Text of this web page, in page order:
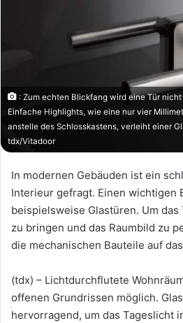
: Zum echten Blickfang wird eine Tür
Einfache Highlights, wie eine nur vier
anstelle des Schlosskastens, verleiht einer
tdx/Vitadoor
In modernen Gebäuden ist ein
Interieur gefragt. Einen wichtigen
beispielsweise Glastüren. Um
zu bringen und das Raumbild zu
die mechanischen Bauteile auf
(tdx) – Lichtdurchflutete
offenen Grundrissen möglich.
hervorragend, um das Tageslicht